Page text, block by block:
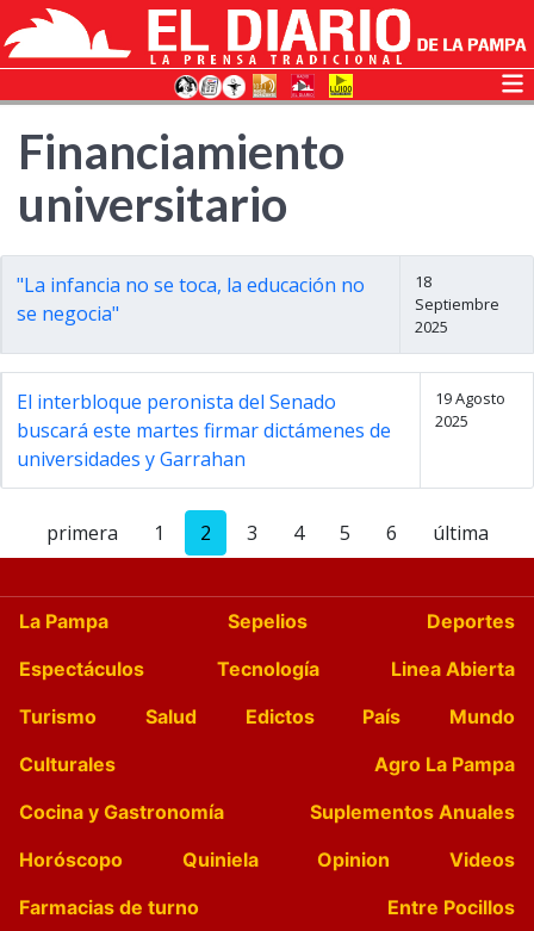
Financiamiento
universitario
"La infancia no se toca, la educación no
se negocia"
18
Septiembre
2025
El interbloque peronista del Senado
buscará este martes firmar dictámenes de
universidades y Garrahan
19 Agosto
2025
primera 1 2 3 4 5 6 última
La Pampa Sepelios
Deportes
Espectáculos
Tecnología
Linea Abierta
Turismo
Salud Edictos País
Mundo
Culturales
Agro La Pampa
Cocina y Gastronomía
Suplementos Anuales
Horóscopo
Quiniela Opinion
Videos
Farmacias de turno
Entre Pocillos